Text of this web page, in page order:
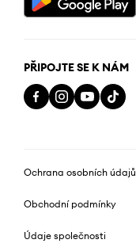
PŘIPOJTE SE K NÁM
Ochrana osobních údajů
Obchodní podmínky
Údaje společnosti